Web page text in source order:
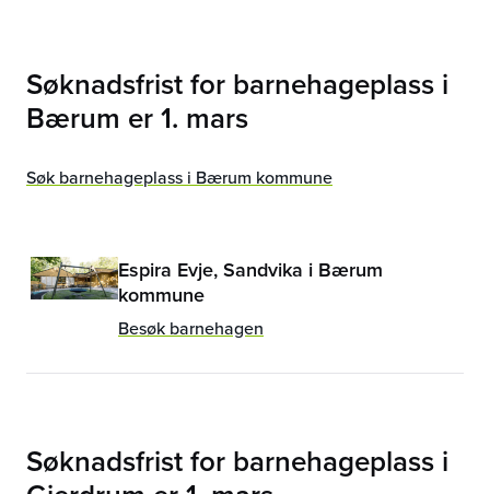
Søknadsfrist for barnehageplass i
Bærum er1. mars
Søk barnehageplass i Bærum kommune
Espira Evje, Sandvika i Bærum
kommune
Besøk barnehagen
Søknadsfrist for barnehageplass i